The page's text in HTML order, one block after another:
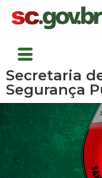
Secretaria
Segurança